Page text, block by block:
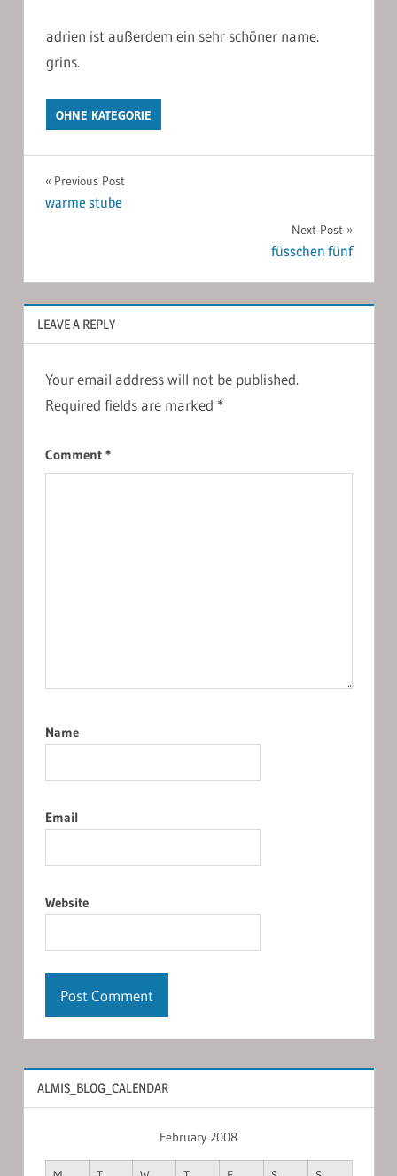
adrien ist außerdem ein sehr schöner name.
grins.
OHNE KATEGORIE
Post
Previous Post
warme stube
Next Post
füsschen fünf
LEAVE A REPLY
Your email address will not be published.
Required fields are marked *
Comment *
Name
Email
Website
ALMIS_BLOG_CALENDAR
February 2008